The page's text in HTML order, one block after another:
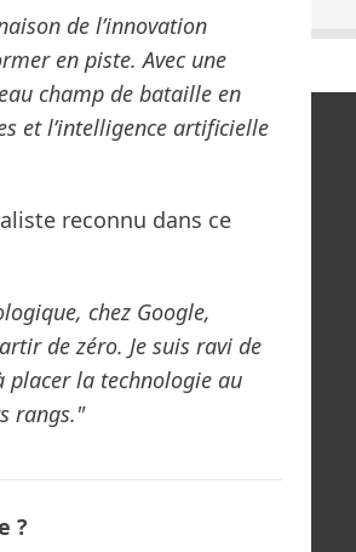
de l’innovation
en piste. Avec une
champ de bataille en
et l’intelligence artificielle
reconnu dans ce
chez Google,
de zéro. Je suis ravi de
placer la technologie au
rangs."
?